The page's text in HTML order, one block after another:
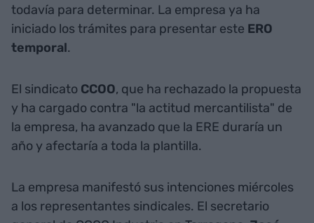
todavía para determinar. La empresa ya ha
iniciado los trámites para presentar este ERO
temporal.
El sindicato CCOO, que ha rechazado la propuesta
y ha cargado contra "la actitud mercantilista" de
la empresa, ha avanzado que la ERE duraría un
año y afectaría a toda la plantilla.
La empresa manifestó sus intenciones miércoles
a los representantes sindicales. El secretario